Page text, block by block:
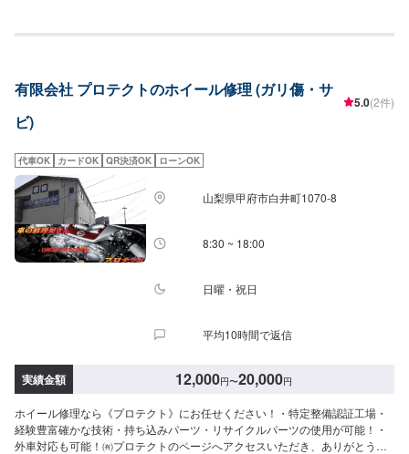
自信を持っております。お問い合わせくださいませ。車種では、国産車、ド
有限会社 プロテクトのホイール修理 (ガリ傷・サ
ビ)
5.0(2件)
代車OK カードOK QR決済OK ローンOK
山梨県甲府市白井町1070-8
8:30 ~ 18:00
日曜・祝日
平均10時間で返信
実績金額 12,000円〜20,000円
ホイール修理なら《プロテクト》にお任せください！・特定整備認証工場・
経験豊富確かな技術・持ち込みパーツ・リサイクルパーツの使用が可能！・
外車対応も可能！㈲プロテクトのページへアクセスいただき、ありがとうご